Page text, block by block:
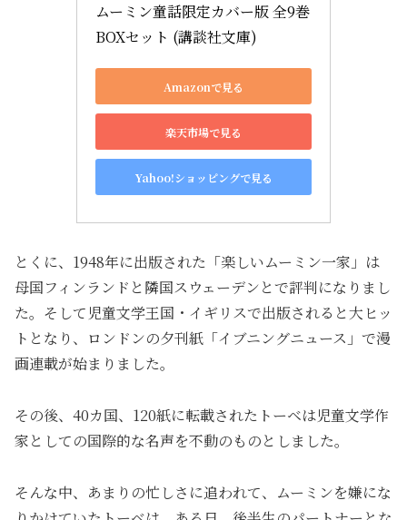
ムーミン童話限定カバー版 全9巻
BOXセット (講談社文庫)
Amazonで見る
楽天市場で見る
Yahoo!ショッピングで見る
とくに、1948年に出版された「楽しいムーミン一家」は
母国フィンランドと隣国スウェーデンとで評判になりまし
た。そして児童文学王国・イギリスで出版されると大ヒッ
トとなり、ロンドンの夕刊紙「イブニングニュース」で漫
画連載が始まりました。
その後、40カ国、120紙に転載されたトーベは児童文学作
家としての国際的な名声を不動のものとしました。
そんな中、あまりの忙しさに追われて、ムーミンを嫌にな